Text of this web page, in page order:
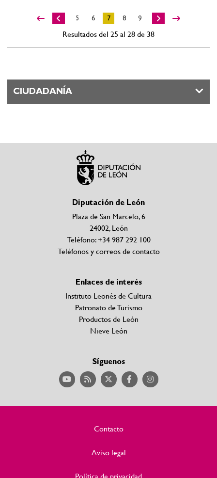
Resultados del 25 al 28 de 38
5 6 7 8 9
CIUDADANÍA
Diputación de León
Plaza de San Marcelo, 6
24002, León
Teléfono: +34 987 292 100
Teléfonos y correos de contacto
Enlaces de interés
Instituto Leonés de Cultura
Patronato de Turismo
Productos de León
Nieve León
Síguenos
Contacto
Aviso legal